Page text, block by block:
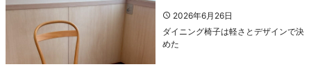
2026年6月26日
ダイニング椅子は軽さとデザインで決
めた